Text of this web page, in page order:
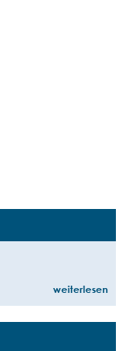
weiterlesen